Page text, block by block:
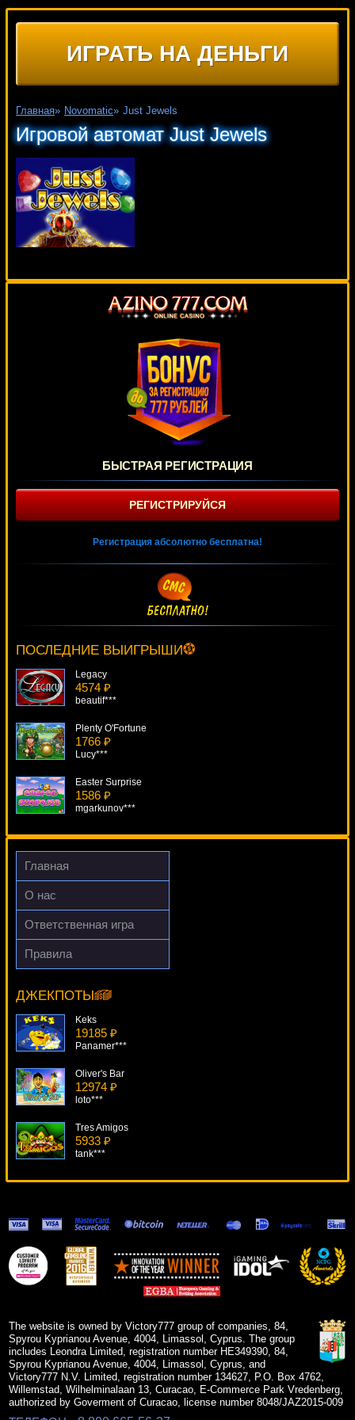
ИГРАТЬ НА ДЕНЬГИ
Главная» Novomatic» Just Jewels
Игровой автомат Just Jewels
БЫСТРАЯ РЕГИСТРАЦИЯ
РЕГИСТРИРУЙСЯ
Регистрация абсолютно бесплатна!
ПОСЛЕДНИЕ ВЫИГРЫШИ
ivan-lev***
Legacy
4574 ₽
beautif***
Plenty O'Fortune
1766 ₽
Lucy***
Easter Surprise
1586 ₽
mgarkunov***
Sunquest
3011 ₽
DenisVS***
Главная
О нас
Ответственная игра
Правила
ДЖЕКПОТЫ
Bananas Go Bahamas
Serg***
Keks
19185 ₽
Panamer***
Oliver's Bar
12974 ₽
loto***
Tres Amigos
5933 ₽
tank***
Secrets Of The Sand
15309 ₽
Cteb***
Sugarpop
The website is owned by Victory777 group of companies, 84,
Spyrou Kyprianou Avenue, 4004, Limassol, Cyprus. The group
includes Leondra Limited, registration number HE349390, 84,
Spyrou Kyprianou Avenue, 4004, Limassol, Cyprus, and
Victory777 N.V. Limited, registration number 134627, P.O. Box 4762,
Willemstad, Wilhelminalaan 13, Curacao, E-Commerce Park Vredenberg,
authorized by Goverment of Curacao, license number 8048/JAZ2015-009